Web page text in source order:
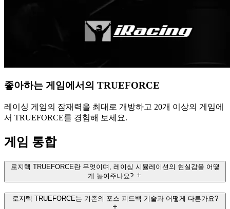
좋아하는 게임에서의 TRUEFORCE
레이싱 게임의 잠재력을 최대로 개방하고 20개 이상의 게임에
서 TRUEFORCE를 경험해 보세요.
게임 통합
로지텍 TRUEFORCE란 무엇이며, 레이싱 시뮬레이션의 현실감을 어떻
게 높여주나요?
로지텍 TRUEFORCE는 기존의 포스 피드백 기술과 어떻게 다른가요?